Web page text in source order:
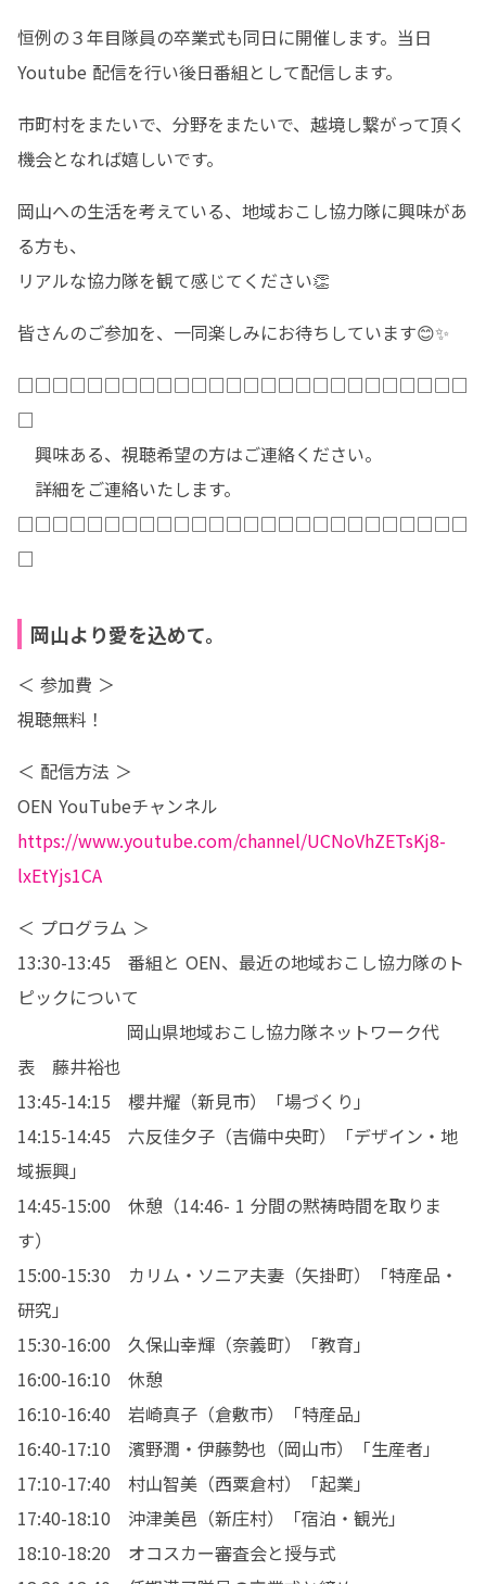
恒例の３年目隊員の卒業式も同日に開催します。当日
Youtube 配信を行い後日番組として配信します。
市町村をまたいで、分野をまたいで、越境し繋がって頂く
機会となれば嬉しいです。
岡山への生活を考えている、地域おこし協力隊に興味があ
る方も、
リアルな協力隊を観て感じてください👏
皆さんのご参加を、一同楽しみにお待ちしています😊✨
□□□□□□□□□□□□□□□□□□□□□□□□□□
□
興味ある、視聴希望の方はご連絡ください。
詳細をご連絡いたします。
□□□□□□□□□□□□□□□□□□□□□□□□□□
□
岡山より愛を込めて。
＜ 参加費 ＞
視聴無料！
＜ 配信方法 ＞
https://www.youtube.com/channel/UCNoVhZETsKj8-
lxEtYjs1CA
＜ プログラム ＞
13:30-13:45　番組と OEN、最近の地域おこし協力隊のト
ピックについて
岡山県地域おこし協力隊ネットワーク代
表　藤井裕也
13:45-14:15　櫻井耀（新見市）「場づくり」
14:15-14:45　六反佳夕子（吉備中央町）「デザイン・地
域振興」
14:45-15:00　休憩（14:46- 1 分間の黙祷時間を取りま
す）
15:00-15:30　カリム・ソニア夫妻（矢掛町）「特産品・
研究」
15:30-16:00　久保山幸輝（奈義町）「教育」
16:00-16:10　休憩
16:10-16:40　岩崎真子（倉敷市）「特産品」
16:40-17:10　濱野潤・伊藤勢也（岡山市）「生産者」
17:10-17:40　村山智美（西粟倉村）「起業」
17:40-18:10　沖津美邑（新庄村）「宿泊・観光」
18:10-18:20　オコスカー審査会と授与式